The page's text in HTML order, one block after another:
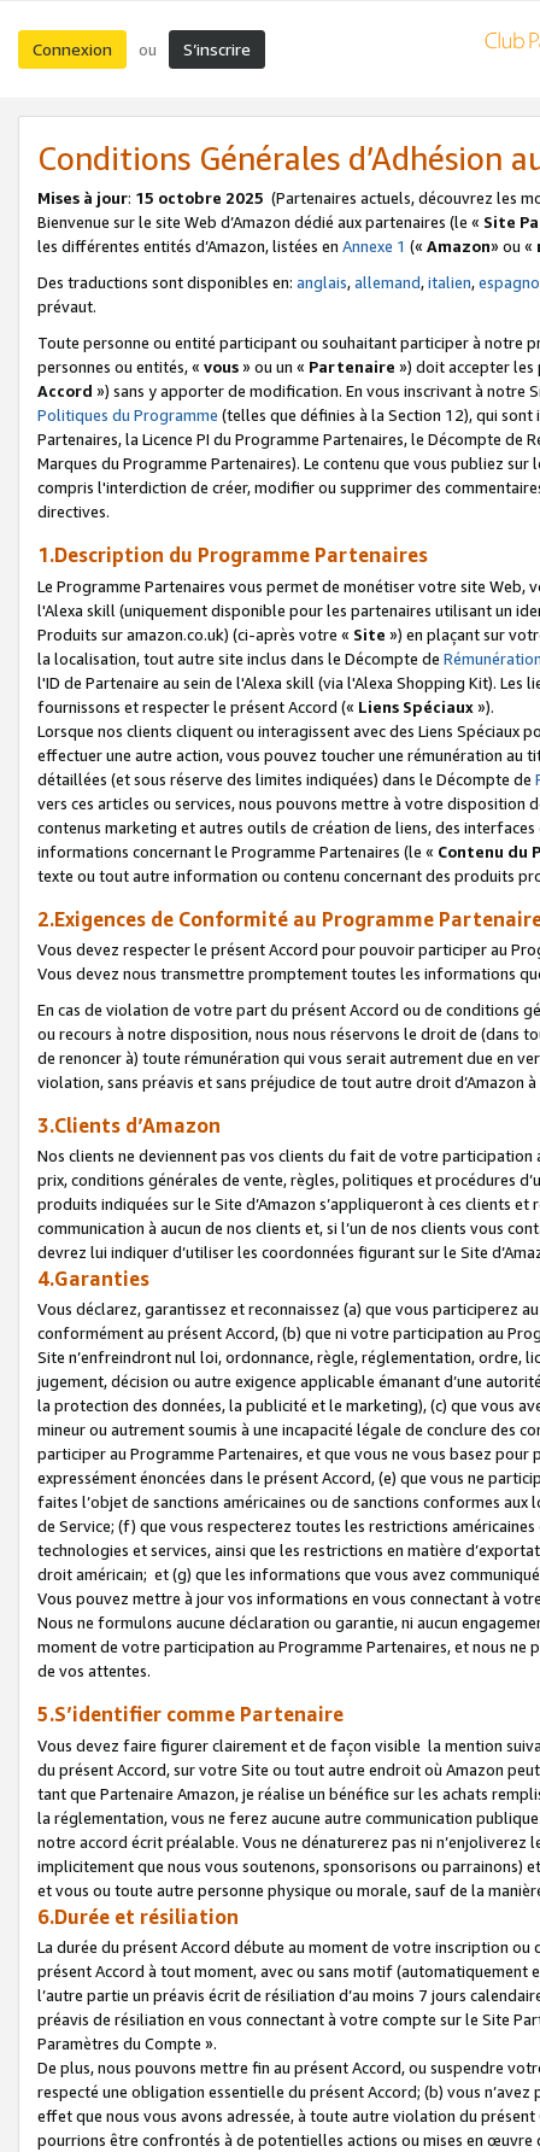
Connexion ou S’inscrire
Conditions Générales d’Adhésion
Mises à jour: 15 octobre 2025 (Partenaires actuels, découvrez les
Bienvenue sur le site Web d’Amazon dédié aux partenaires (le « Site
les différentes entités d’Amazon, listées en Annexe 1 (« Amazon» ou «
Des traductions sont disponibles en: anglais,allemand,italien,
prévaut.
Toute personne ou entité participant ou souhaitant participer à notre
personnes ou entités, « vous» ou un « Partenaire ») doit accepter les
Accord ») sans y apporter de modification. En vous inscrivant à notre
Politiques du Programme (telles que définies à la Section 12), qui
Partenaires, la Licence PI du Programme Partenaires, le Décompte de
Marques du Programme Partenaires). Le contenu que vous publiez
compris l'interdiction de créer, modifier ou supprimer des
directives.
1.Description du Programme Partenaires
Le Programme Partenaires vous permet de monétiser votre site Web,
l'Alexa skill (uniquement disponible pour les partenaires utilisant un
Produits sur amazon.co.uk) (ci-après votre « Site ») en plaçant sur
la localisation, tout autre site inclus dans le Décompte de
l'ID de Partenaire au sein de l'Alexa skill (via l'Alexa Shopping Kit).
fournissons et respecter le présent Accord (« Liens Spéciaux»).
Lorsque nos clients cliquent ou interagissent avec des Liens Spéciaux
effectuer une autre action, vous pouvez toucher une rémunération
détaillées (et sous réserve des limites indiquées) dans le Décompte de
vers ces articles ou services, nous pouvons mettre à votre disposition
contenus marketing et autres outils de création de liens, des
informations concernant le Programme Partenaires (le « Contenu du
texte ou tout autre information ou contenu concernant des produits
2.Exigences de Conformité au Programme
Vous devez respecter le présent Accord pour pouvoir participer au
Vous devez nous transmettre promptement toutes les informations
En cas de violation de votre part du présent Accord ou de conditions
ou recours à notre disposition, nous nous réservons le droit de (dans
de renoncer à) toute rémunération qui vous serait autrement due en
violation, sans préavis et sans préjudice de tout autre droit
3.Clients d’Amazon
Nos clients ne deviennent pas vos clients du fait de votre
prix, conditions générales de vente, règles, politiques et procédures
produits indiquées sur le Site d’Amazon s’appliqueront à ces clients
communication à aucun de nos clients et, si l’un de nos clients vous
devrez lui indiquer d’utiliser les coordonnées figurant sur le Site
4.Garanties
Vous déclarez, garantissez et reconnaissez (a) que vous participerez
conformément au présent Accord, (b) que ni votre participation au
Site n’enfreindront nul loi, ordonnance, règle, réglementation, ordre,
jugement, décision ou autre exigence applicable émanant d’une
la protection des données, la publicité et le marketing), (c) que vous
mineur ou autrement soumis à une incapacité légale de conclure des
participer au Programme Partenaires, et que vous ne vous basez
expressément énoncées dans le présent Accord, (e) que vous ne
faites l’objet de sanctions américaines ou de sanctions conformes
de Service; (f) que vous respecterez toutes les restrictions
technologies et services, ainsi que les restrictions en matière
droit américain; et (g) que les informations que vous avez
Vous pouvez mettre à jour vos informations en vous connectant à
Nous ne formulons aucune déclaration ou garantie, ni aucun
moment de votre participation au Programme Partenaires, et nous
de vos attentes.
5.S’identifier comme Partenaire
Vous devez faire figurer clairement et de façon visible la mention
du présent Accord, sur votre Site ou tout autre endroit où Amazon
tant que Partenaire Amazon, je réalise un bénéfice sur les achats
la réglementation, vous ne ferez aucune autre communication
notre accord écrit préalable. Vous ne dénaturerez pas ni
implicitement que nous vous soutenons, sponsorisons ou parrainons)
et vous ou toute autre personne physique ou morale, sauf de la
6.Durée et résiliation
La durée du présent Accord débute au moment de votre inscription
présent Accord à tout moment, avec ou sans motif (automatiquement
l’autre partie un préavis écrit de résiliation d’au moins 7 jours
préavis de résiliation en vous connectant à votre compte sur le Site
Paramètres du Compte ».
De plus, nous pouvons mettre fin au présent Accord, ou suspendre
respecté une obligation essentielle du présent Accord; (b) vous
effet que nous vous avons adressée, à toute autre violation du
pourrions être confrontés à de potentielles actions ou mises en